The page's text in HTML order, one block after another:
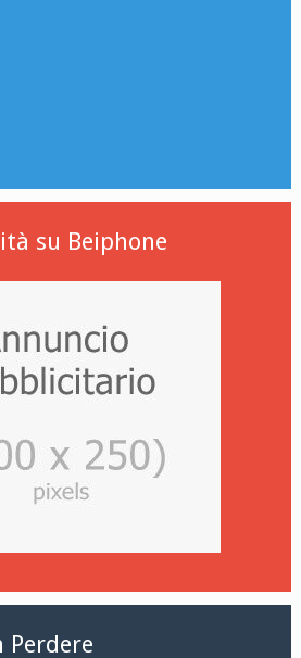
su Beiphone